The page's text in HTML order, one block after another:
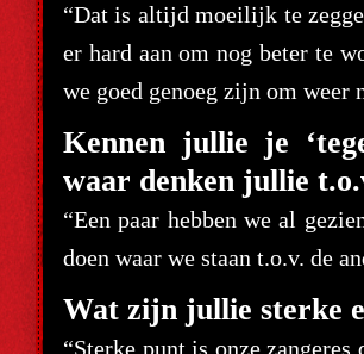
“Dat is altijd moeilijk te
er hard aan om nog beter te
we goed genoeg zijn om weer
Kennen jullie je
waar denken jullie
“Een paar hebben we al
doen waar we staan t.o.v. de
Wat zijn jullie sterke
“Sterke punt is onze